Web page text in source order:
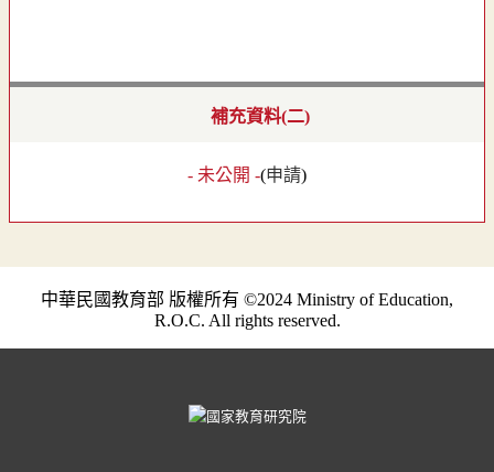
補充資料(二)
- 未公開 -(申請)
中華民國教育部 版權所有 ©2024 Ministry of Education,
R.O.C. All rights reserved.